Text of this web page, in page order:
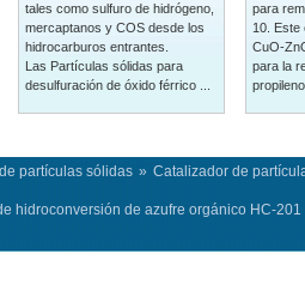
tales como sulfuro de hidrógeno,
mercaptanos y COS desde los
hidrocarburos entrantes.
Las Partículas sólidas para
desulfuración de óxido férrico ...
para
10. Este
CuO-
para la
partículas sólidas » Catalizador de
hidroconversión de azufre orgánico HC-201